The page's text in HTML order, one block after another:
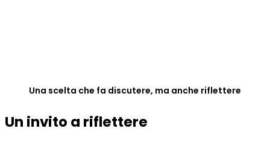
Una scelta che fa discutere, ma anche riflettere
Un invito a riflettere